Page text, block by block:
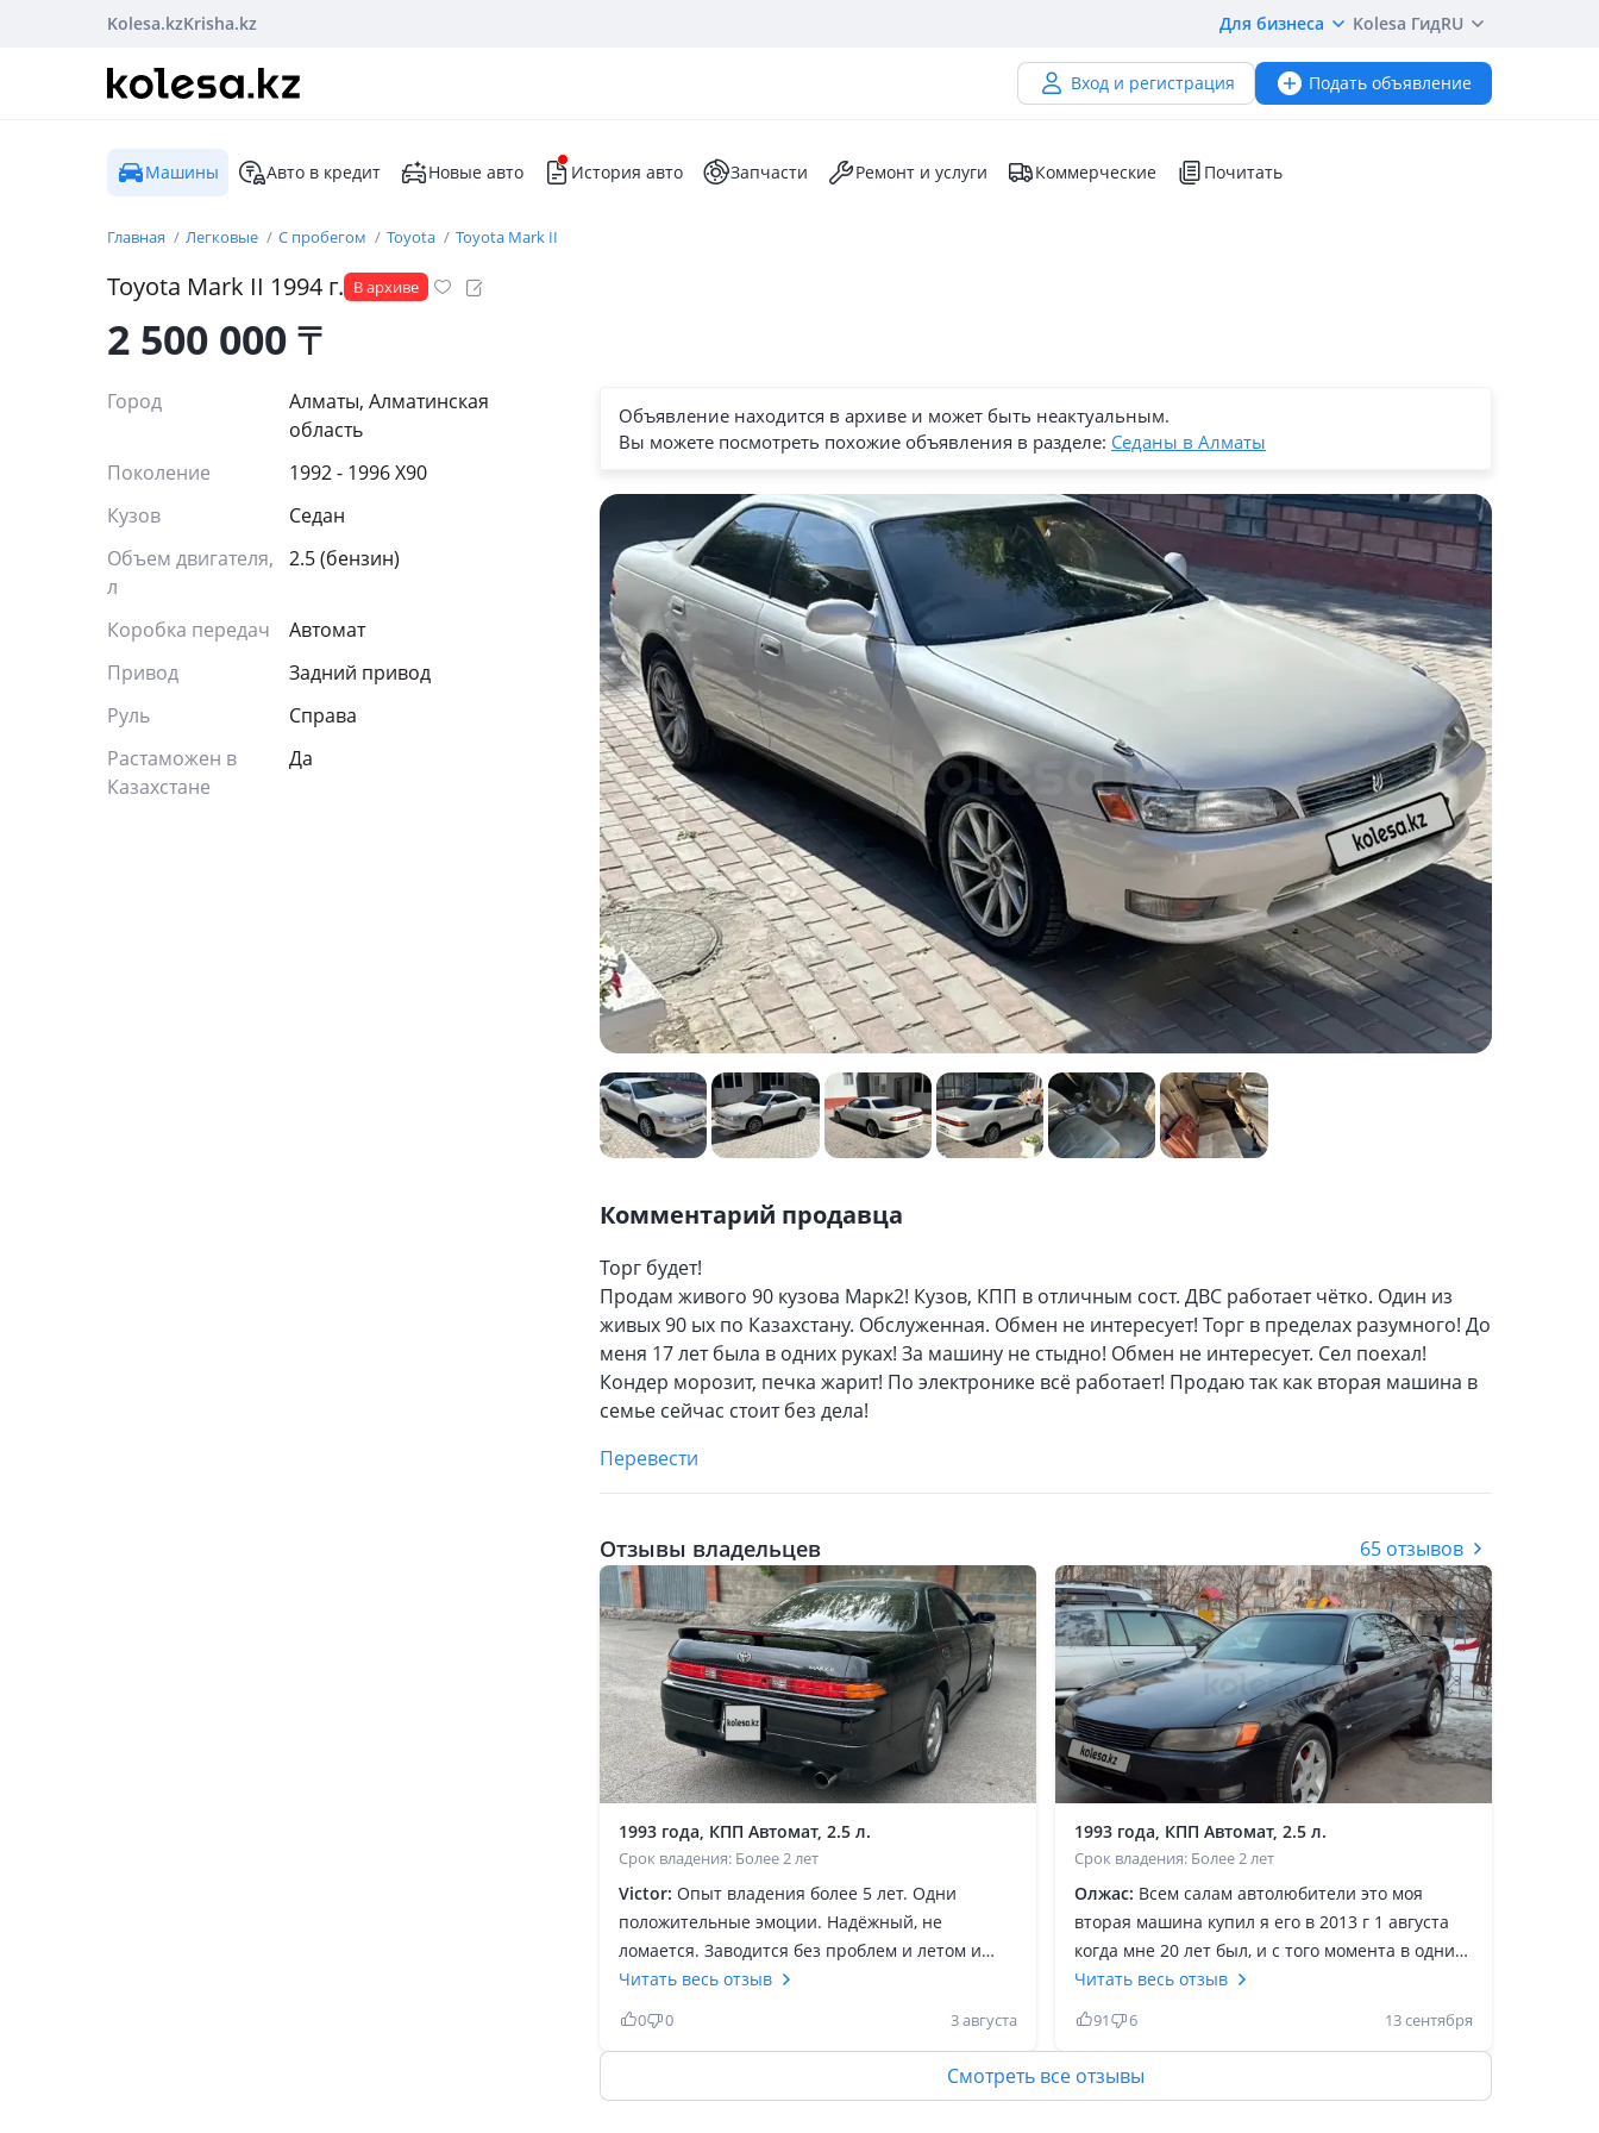
Kolesa.kzKrisha.kz Для бизнеса Kolesa ГидRU
Вход и регистрация Подать объявление
Машины Авто в кредит Новые авто История авто Запчасти Ремонт и услуги Коммерческие Почитать
Главная Легковые С пробегом Toyota Toyota Mark II
Toyota Mark II 1994 г. В архиве
2 500 000₸
Город
Алматы, Алматинская
область
Поколение
1992 - 1996 X90
Кузов
Седан
Объем двигателя,
л
2.5 (бензин)
Коробка передач
Автомат
Привод
Задний привод
Руль
Справа
Растаможен в
Казахстане
Да
Объявление находится в архиве и может быть неактуальным.
Вы можете посмотреть похожие объявления в разделе: Седаны в Алматы
Комментарий продавца
Торг будет!
Продам живого 90 кузова Марк2! Кузов, КПП в отличным сост. ДВС работает чётко. Один из
живых 90 ых по Казахстану. Обслуженная. Обмен не интересует! Торг в пределах разумного! До
меня 17 лет была в одних руках! За машину не стыдно! Обмен не интересует. Сел поехал!
Кондер морозит, печка жарит! По электронике всё работает! Продаю так как вторая машина в
семье сейчас стоит без дела!
Перевести
Отзывы владельцев 65 отзывов
1993 года, КПП Автомат, 2.5 л.
Срок владения: Более 2 лет
Victor: Опыт владения более 5 лет. Одни
положительные эмоции. Надёжный, не
ломается. Заводится без проблем и летом и
зимой. Главное использовать качественное
масло не экономить, тогда автомобиль будет
радовать вас 365 дней в году. В городе
комфортно, на трассе уверенно. Мощности
Читать весь отзыв
0 0 3 августа
1993 года, КПП Автомат, 2.5 л.
Срок владения: Более 2 лет
Олжас: Всем салам автолюбители это моя
вторая машина купил я его в 2013 г 1 августа
когда мне 20 лет был, и с того момента в одних
руках. Машина молодежная, скоростная, расход
12-13 л по городу смотря от езды тоже
зависить. Зимой около 15 — 17 л. Мне нравится
Читать весь отзыв
91 6 13 сентября
Смотреть все отзывы